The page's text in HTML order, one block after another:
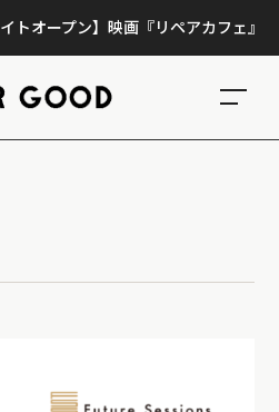
ープン】映画『リペアカフェ』、上映